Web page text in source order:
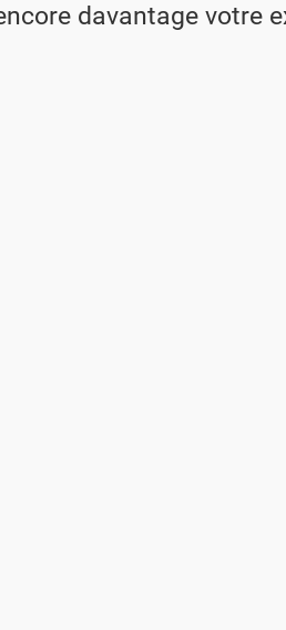
davantage votre